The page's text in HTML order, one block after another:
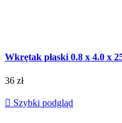
Wkrętak płaski 0.8 x 4.0 x
36 zł
 Szybki podgląd